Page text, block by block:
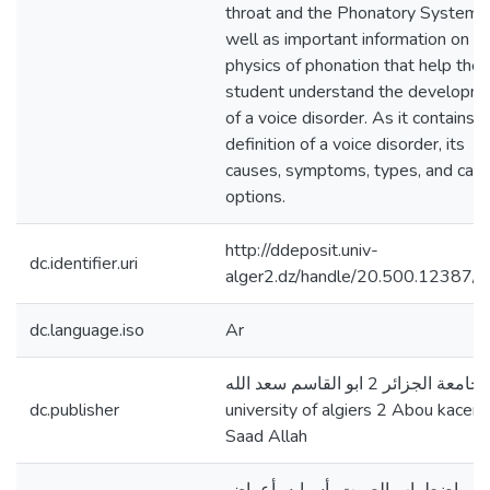
throat and the Phonatory System,
well as important information on
physics of phonation that help the
student understand the
of a voice disorder. As it contains
definition of a voice disorder, its
causes, symptoms, types, and care
options.
dc.identifier.uri
http://ddeposit.univ-
alger2.dz/handle/20.500.12387/
dc.language.iso Ar
dc.publisher
جامعة الجزائر 2 ابو القاسم سعد الله،
university of algiers 2 Abou kacem
Saad Allah